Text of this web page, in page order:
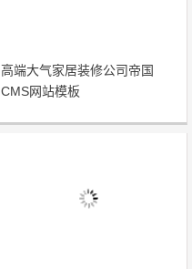
高端大气家居装修公司帝国
CMS网站模板